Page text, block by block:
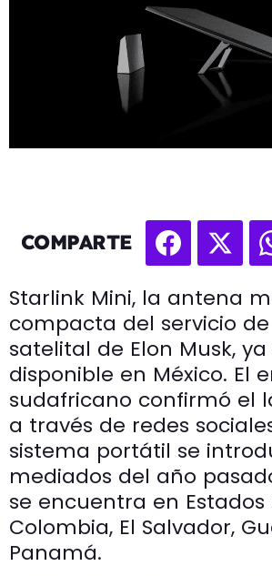
COMPARTE
Starlink Mini, la antena
compacta del servicio
satelital de Elon Musk,
disponible en México. El
sudafricano confirmó el
a través de redes
sistema portátil se
mediados del año
se encuentra en Estados
Colombia, El Salvador,
Panamá.